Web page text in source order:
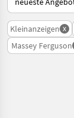
Kleinanzeigen x
Massey Ferguson